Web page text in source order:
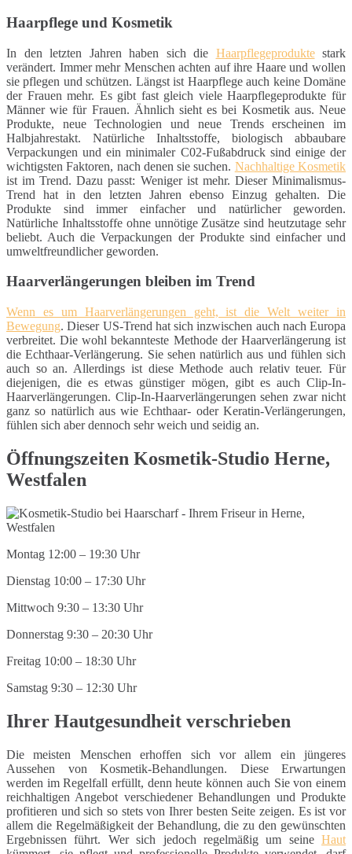
Haarpflege und Kosmetik
In den letzten Jahren haben sich die Haarpflegeproduktestark
verändert. Immer mehr Menschen achten auf ihre Haare und wollen
sie pflegen und schützen. Längst ist Haarpflege auch keine Domäne
der Frauen mehr. Es gibt fast gleich viele Haarpflegeprodukte für
Männer wie für Frauen. Ähnlich sieht es bei Kosmetik aus. Neue
Produkte, neue Technologien und neue Trends erscheinen im
Halbjahrestakt. Natürliche Inhaltsstoffe, biologisch abbaubare
Verpackungen und ein minimaler C02-Fußabdruck sind einige der
wichtigsten Faktoren, nach denen sie suchen. Nachhaltige Kosmetik
ist im Trend. Dazu passt: Weniger ist mehr. Dieser Minimalismus-
Trend hat in den letzten Jahren ebenso Einzug gehalten. Die
Produkte sind immer einfacher und natürlicher geworden.
Natürliche Inhaltsstoffe ohne unnötige Zusätze sind heutzutage sehr
beliebt. Auch die Verpackungen der Produkte sind einfacher und
umweltfreundlicher geworden.
Haarverlängerungen bleiben im Trend
Wenn es um Haarverlängerungen geht, ist die Welt weiter in
Bewegung. Dieser US-Trend hat sich inzwischen auch nach Europa
verbreitet. Die wohl bekannteste Methode der Haarverlängerung ist
die Echthaar-Verlängerung. Sie sehen natürlich aus und fühlen sich
auch so an. Allerdings ist diese Methode auch relativ teuer. Für
diejenigen, die es etwas günstiger mögen, gibt es auch Clip-In-
Haarverlängerungen. Clip-In-Haarverlängerungen sehen zwar nicht
ganz so natürlich aus wie Echthaar- oder Keratin-Verlängerungen,
fühlen sich aber dennoch sehr weich und seidig an.
Öffnungszeiten Kosmetik-Studio Herne,
Westfalen
Montag 12:00 – 19:30 Uhr
Dienstag 10:00 – 17:30 Uhr
Mittwoch 9:30 – 13:30 Uhr
Donnerstag 9:30 – 20:30 Uhr
Freitag 10:00 – 18:30 Uhr
Samstag 9:30 – 12:30 Uhr
Ihrer Hautgesundheit verschrieben
Die meisten Menschen erhoffen sich vor allem ein jüngeres
Aussehen von Kosmetik-Behandlungen. Diese Erwartungen
werden im Regelfall erfüllt, denn heute können auch Sie von einem
reichhaltigen Angebot verschiedener Behandlungen und Produkte
profitieren und sich so stets von Ihrer besten Seite zeigen. Es ist vor
allem die Regelmäßigkeit der Behandlung, die zu den gewünschten
Ergebnissen führt. Wer sich jedoch regelmäßig um seine Haut